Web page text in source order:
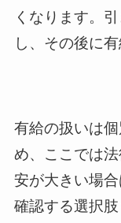
くなります。
し、その後に
有給の扱いは
め、ここでは
安が大きい場
確認する選択肢